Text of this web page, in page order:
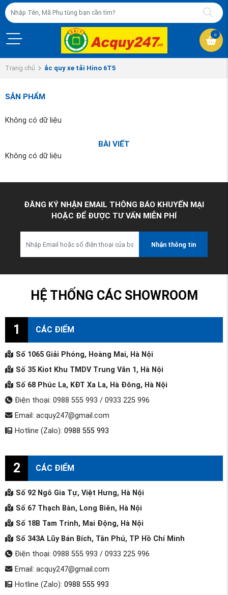
0
Trang chủ ắc quy xe tải Hino 6T5
SẢN PHẨM
Không có dữ liệu
BÀI VIẾT
Không có dữ liệu
ĐĂNG KÝ NHẬN EMAIL THÔNG BÁO KHUYẾN MẠI
HOẶC ĐỂ ĐƯỢC TƯ VẤN MIỄN PHÍ
Nhận thông tin
HỆ THỐNG CÁC SHOWROOM
1 CÁC ĐIỂM
Số 1065 Giải Phóng, Hoàng Mai, Hà Nội
Số 35 Kiot Khu TMDV Trung Văn 1, Hà Nội
Số 68 Phúc La, KĐT Xa La, Hà Đông, Hà Nội
Điện thoại: 0988 555 993 / 0933 225 996
Email: acquy247@gmail.com
Hotline (Zalo): 0988 555 993
2 CÁC ĐIỂM
Số 92 Ngô Gia Tự, Việt Hưng, Hà Nội
Số 67 Thạch Bàn, Long Biên, Hà Nội
Số 18B Tam Trinh, Mai Động, Hà Nội
Số 343A Lũy Bán Bích, Tân Phú, TP Hồ Chí Minh
Điện thoại: 0988 555 993 / 0933 225 996
Email: acquy247@gmail.com
Hotline (Zalo): 0988 555 993